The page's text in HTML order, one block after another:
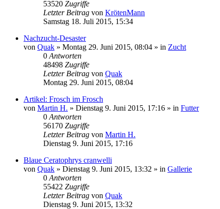
53520 Zugriffe
Letzter Beitrag von KrötenMann
Samstag 18. Juli 2015, 15:34
Nachzucht-Desaster
von Quak » Montag 29. Juni 2015, 08:04 » in Zucht
0 Antworten
48498 Zugriffe
Letzter Beitrag von Quak
Montag 29. Juni 2015, 08:04
Artikel: Frosch im Frosch
von Martin H. » Dienstag 9. Juni 2015, 17:16 » in Futter
0 Antworten
56170 Zugriffe
Letzter Beitrag von Martin H.
Dienstag 9. Juni 2015, 17:16
Blaue Ceratophrys cranwelli
von Quak » Dienstag 9. Juni 2015, 13:32 » in Gallerie
0 Antworten
55422 Zugriffe
Letzter Beitrag von Quak
Dienstag 9. Juni 2015, 13:32